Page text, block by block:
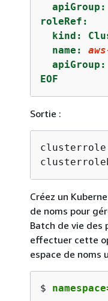
apiGroup:
roleRef:
kind:
  name:
apiGroup:
EOF
Sortie :
Créez un
de noms pour
Batch de vie des
effectuer cette
espace de noms
$